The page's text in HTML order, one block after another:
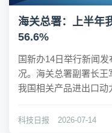
海关总署：上半年
56.6%
国新办14日举行新闻
况。海关总署副署长王
我国相关产品进出口动
眼镜、AI翻译器、机械
科技日报 2026-07-14